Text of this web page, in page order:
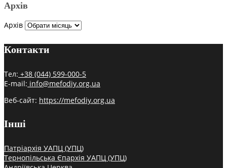
Архів
Архів
Контакти
Тел: +38 (044) 599-000-5
E-mail: info@mefodiy.org.ua
Веб-сайт: https://mefodiy.org.ua
Інші
Патріархія УАПЦ (УПЦ)
Тернопільська Єпархія УАПЦ (УПЦ)